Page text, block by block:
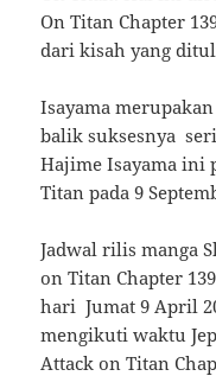
On Titan Chapter
dari kisah yang
Isayama
balik suksesnya
Hajime Isayama ini
Titan pada 9
Jadwal rilis manga
on Titan Chapter
hari Jumat 9 April
mengikuti waktu
Attack on Titan